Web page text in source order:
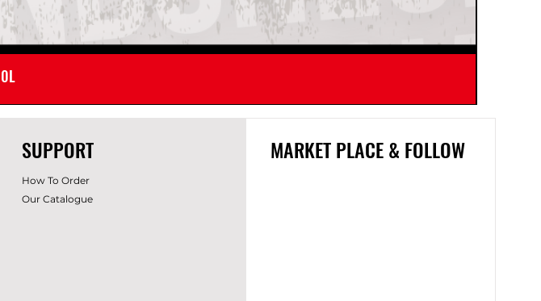
SUPPORT
How To Order
Our Catalogue
MARKET PLACE & FOLLOW